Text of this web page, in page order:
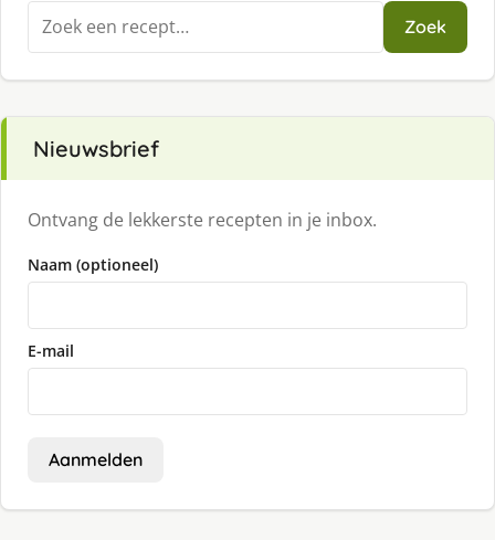
Zoeken
naar:
Zoek
Nieuwsbrief
Ontvang de lekkerste recepten in je inbox.
Naam (optioneel)
E-mail
Aanmelden